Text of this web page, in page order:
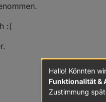
:(
Hallo! Könnten
Funktionalität &
Zustimmung